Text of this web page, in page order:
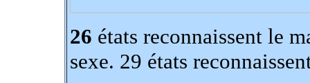
26 états reconnaissent le
sexe. 29 états